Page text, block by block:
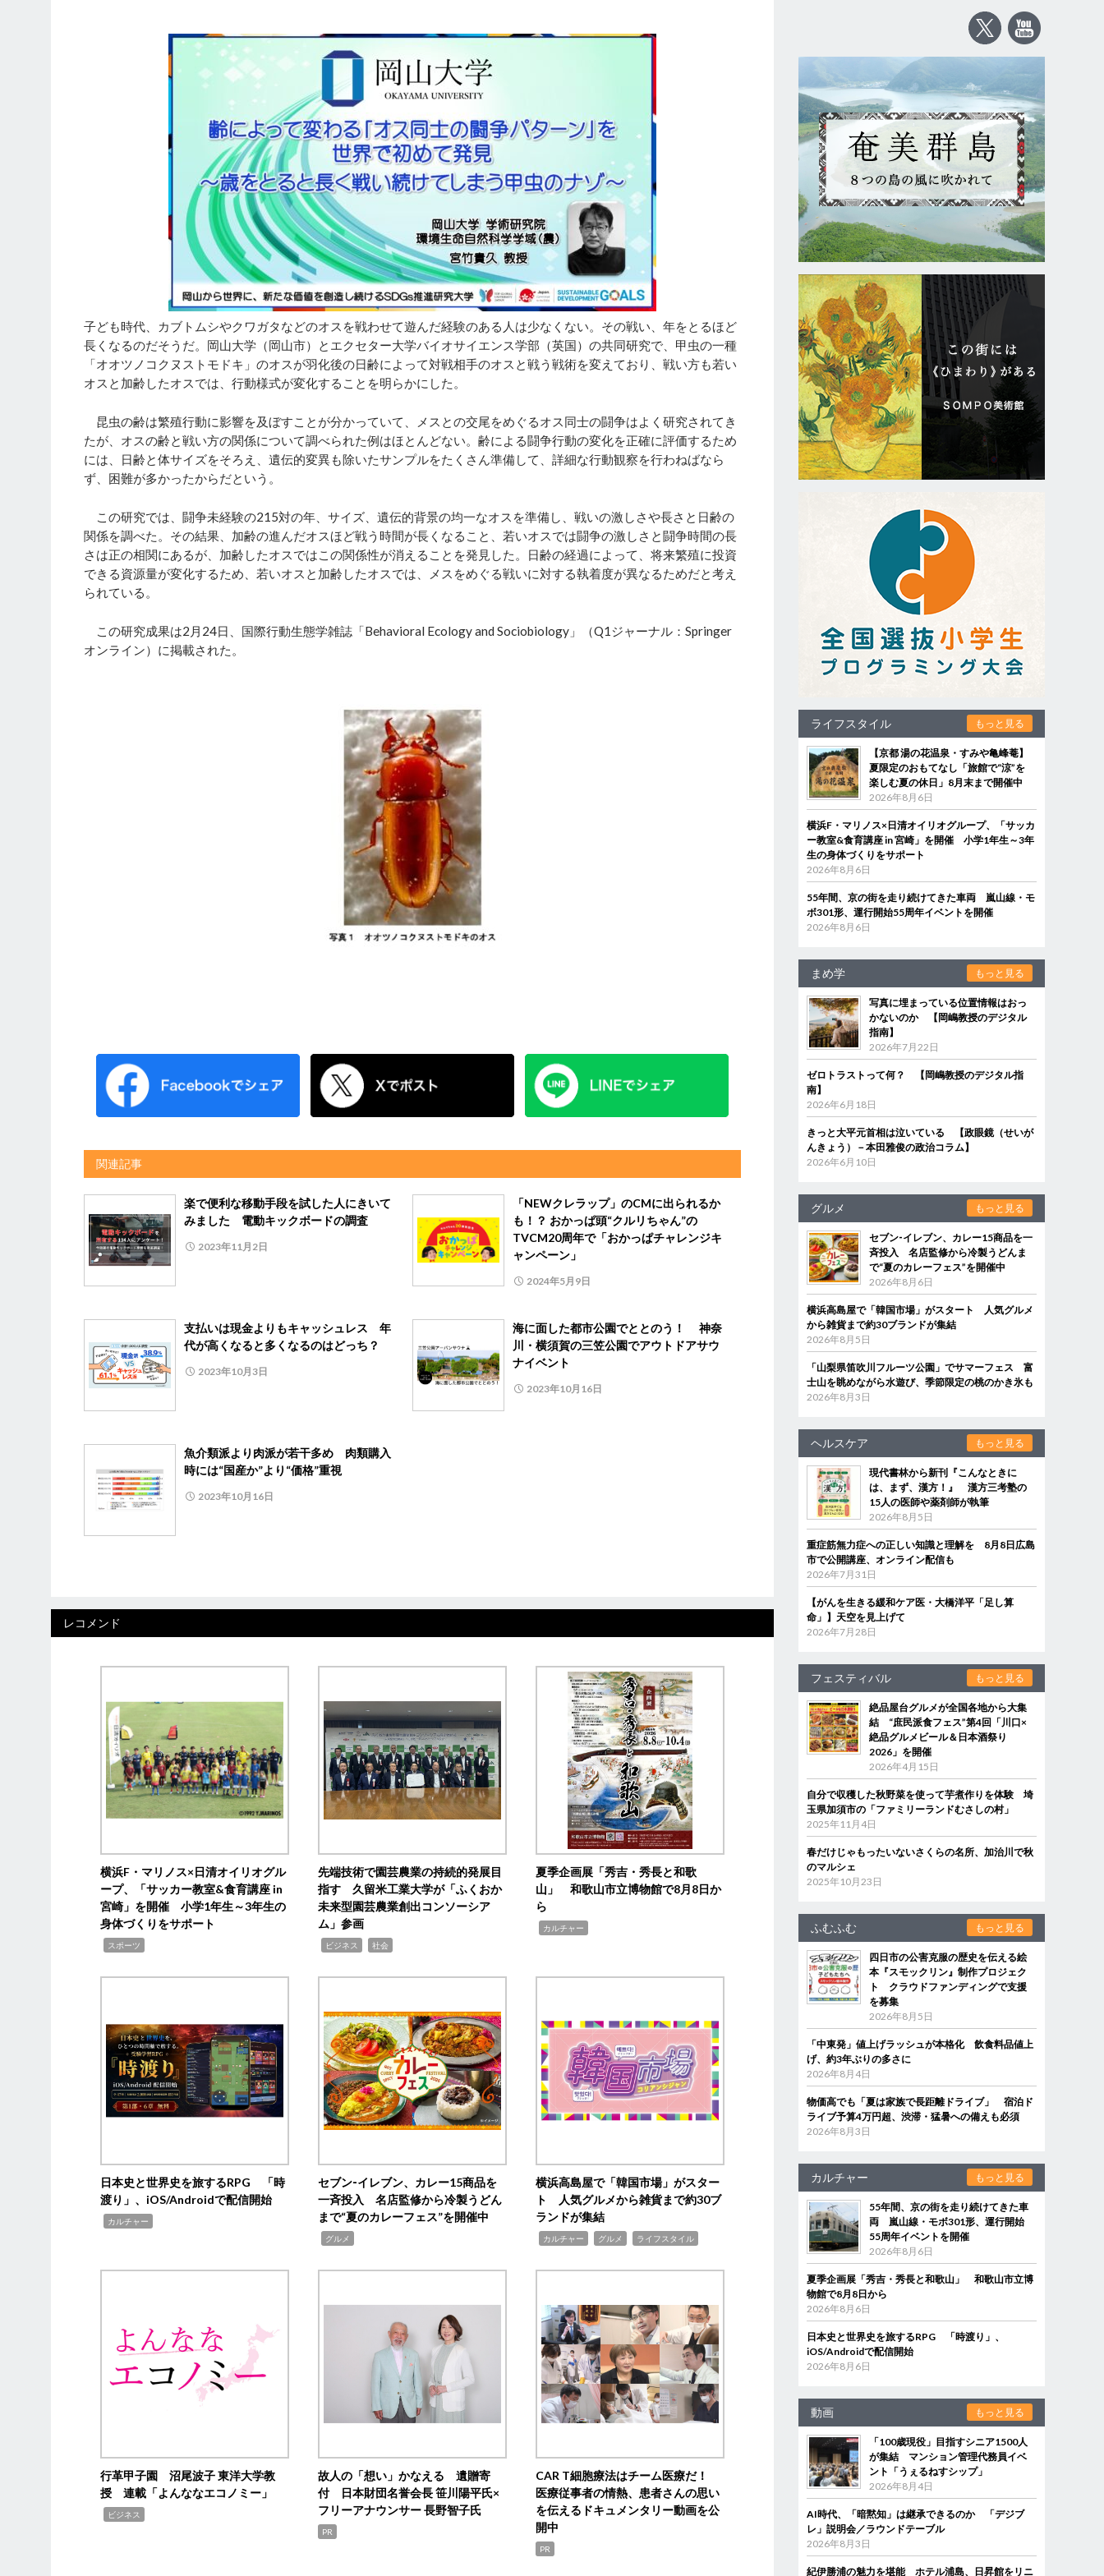
子ども時代、カブトムシやクワガタなどのオスを戦わせて遊んだ経験のある人は少なくない。その戦い、年をとるほど
長くなるのだそうだ。岡山大学（岡山市）とエクセター大学バイオサイエンス学部（英国）の共同研究で、甲虫の一種
「オオツノコクヌストモドキ」のオスが羽化後の日齢によって対戦相手のオスと戦う戦術を変えており、戦い方も若い
オスと加齢したオスでは、行動様式が変化することを明らかにした。
昆虫の齢は繁殖行動に影響を及ぼすことが分かっていて、メスとの交尾をめぐるオス同士の闘争はよく研究されてき
たが、オスの齢と戦い方の関係について調べられた例はほとんどない。齢による闘争行動の変化を正確に評価するため
には、日齢と体サイズをそろえ、遺伝的変異も除いたサンプルをたくさん準備して、詳細な行動観察を行わねばなら
ず、困難が多かったからだという。
この研究では、闘争未経験の215対の年、サイズ、遺伝的背景の均一なオスを準備し、戦いの激しさや長さと日齢の
関係を調べた。その結果、加齢の進んだオスほど戦う時間が長くなること、若いオスでは闘争の激しさと闘争時間の長
さは正の相関にあるが、加齢したオスではこの関係性が消えることを発見した。日齢の経過によって、将来繁殖に投資
できる資源量が変化するため、若いオスと加齢したオスでは、メスをめぐる戦いに対する執着度が異なるためだと考え
られている。
この研究成果は2月24日、国際行動生態学雑誌「Behavioral Ecology and Sociobiology」（Q1ジャーナル：Springer
オンライン）に掲載された。
関連記事
楽で便利な移動手段を試した人にきいて
みました 電動キックボードの調査
2023年11月2日
「NEWクレラップ」のCMに出られるか
も！？ おかっぱ頭“クルリちゃん”の
TVCM20周年で「おかっぱチャレンジキ
ャンペーン」
2024年5月9日
支払いは現金よりもキャッシュレス 年
代が高くなると多くなるのはどっち？
2023年10月3日
海に面した都市公園でととのう！ 神奈
川・横須賀の三笠公園でアウトドアサウ
ナイベント
2023年10月16日
魚介類派より肉派が若干多め 肉類購入
時には“国産か”より“価格”重視
2023年10月16日
レコメンド
横浜F・マリノス×日清オイリオグル
ープ、「サッカー教室&食育講座 in
宮崎」を開催 小学1年生～3年生の
身体づくりをサポート
スポーツ
先端技術で園芸農業の持続的発展目
指す 久留米工業大学が「ふくおか
未来型園芸農業創出コンソーシア
ム」参画
ビジネス 社会
夏季企画展「秀吉・秀長と和歌
山」 和歌山市立博物館で8月8日か
ら
カルチャー
日本史と世界史を旅するRPG 「時
渡り」、iOS/Androidで配信開始
カルチャー
セブン‐イレブン、カレー15商品を
一斉投入 名店監修から冷製うどん
まで“夏のカレーフェス”を開催中
グルメ
横浜高島屋で「韓国市場」がスター
ト 人気グルメから雑貨まで約30ブ
ランドが集結
カルチャー グルメ ライフスタイル
行革甲子園 沼尾波子 東洋大学教
授 連載「よんななエコノミー」
ビジネス
故人の「想い」かなえる 遺贈寄
付 日本財団名誉会長 笹川陽平氏×
フリーアナウンサー 長野智子氏
PR
CAR T細胞療法はチーム医療だ！
医療従事者の情熱、患者さんの思い
を伝えるドキュメンタリー動画を公
開中
PR
ライフスタイル もっと見る
【京都 湯の花温泉・すみや亀峰菴】
夏限定のおもてなし「旅館で“涼”を
楽しむ夏の休日」8月末まで開催中
2026年8月6日
横浜F・マリノス×日清オイリオグループ、「サッカ
ー教室&食育講座 in 宮崎」を開催 小学1年生～3年
生の身体づくりをサポート
2026年8月6日
55年間、京の街を走り続けてきた車両 嵐山線・モ
ボ301形、運行開始55周年イベントを開催
2026年8月6日
まめ学 もっと見る
写真に埋まっている位置情報はおっ
かないのか 【岡嶋教授のデジタル
指南】
2026年7月22日
ゼロトラストって何？ 【岡嶋教授のデジタル指
南】
2026年6月18日
きっと大平元首相は泣いている 【政眼鏡（せいが
んきょう）－本田雅俊の政治コラム】
2026年6月10日
グルメ もっと見る
セブン‐イレブン、カレー15商品を一
斉投入 名店監修から冷製うどんま
で“夏のカレーフェス”を開催中
2026年8月6日
横浜高島屋で「韓国市場」がスタート 人気グルメ
から雑貨まで約30ブランドが集結
2026年8月5日
「山梨県笛吹川フルーツ公園」でサマーフェス 富
士山を眺めながら水遊び、季節限定の桃のかき氷も
2026年8月3日
ヘルスケア もっと見る
現代書林から新刊『こんなときに
は、まず、漢方！』 漢方三考塾の
15人の医師や薬剤師が執筆
2026年8月5日
重症筋無力症への正しい知識と理解を 8月8日広島
市で公開講座、オンライン配信も
2026年7月31日
【がんを生きる緩和ケア医・大橋洋平「足し算
命」】天空を見上げて
2026年7月28日
フェスティバル もっと見る
絶品屋台グルメが全国各地から大集
結 “庶民派食フェス”第4回「川口×
絶品グルメビール＆日本酒祭り
2026」を開催
2026年4月15日
自分で収穫した秋野菜を使って芋煮作りを体験 埼
玉県加須市の「ファミリーランドむさしの村」
2025年11月4日
春だけじゃもったいないさくらの名所、加治川で秋
のマルシェ
2025年10月23日
ふむふむ もっと見る
四日市の公害克服の歴史を伝える絵
本『スモックリン』制作プロジェク
ト クラウドファンディングで支援
を募集
2026年8月5日
「中東発」値上げラッシュが本格化 飲食料品値上
げ、約3年ぶりの多さに
2026年8月4日
物価高でも「夏は家族で長距離ドライブ」 宿泊ド
ライブ予算4万円超、渋滞・猛暑への備えも必須
2026年8月3日
カルチャー もっと見る
55年間、京の街を走り続けてきた車
両 嵐山線・モボ301形、運行開始
55周年イベントを開催
2026年8月6日
夏季企画展「秀吉・秀長と和歌山」 和歌山市立博
物館で8月8日から
2026年8月6日
日本史と世界史を旅するRPG 「時渡り」、
iOS/Androidで配信開始
2026年8月6日
動画 もっと見る
「100歳現役」目指すシニア1500人
が集結 マンション管理代務員イベ
ント「うぇるねすシップ」
2026年8月4日
AI時代、「暗黙知」は継承できるのか 「デジブ
レ」説明会／ラウンドテーブル
2026年8月3日
紀伊勝浦の魅力を堪能 ホテル浦島、日昇館をリニ